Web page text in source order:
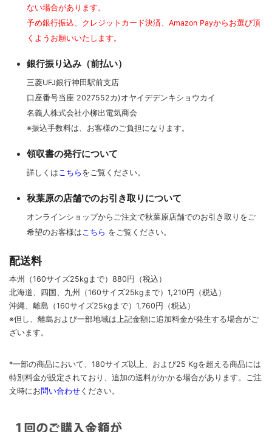
ない場合があります。
予め銀行振込、クレジットカード決済、Amazon Payからお選び頂
くようお願いいたします。
銀行振り込み（前払い）
三菱UFJ銀行神田駅前支店
口座番号当座 2027552カ)オヤイデデンキショウカイ
名義人株式会社小柳出電気商会
※振込手数料は、お客様のご負担になります。
領収書の発行について
詳しくはこちら をご覧ください。
秋葉原の店舗でのお引き取りについて
オンラインショップからご注文で秋葉原店舗でのお引き取りをご
希望のお客様はこちら をご覧ください。
配送料
本州（160サイズ25kgまで）880円（税込）
北海道、四国、九州
（160サイズ25kgまで） 1,210円（税込）
沖縄、離島 （160サイズ25kgまで） 1,760円（税込）
※但し、離島および一部地域は上記金額に追加料金が発生する場合がご
ざいます。
*一部の商品において、180サイズ以上、および25 Kgを超える商品には
特別料金が設定されており、追加の送料がかかる場合があります。 ご注
文時にお問い合わせ ください。